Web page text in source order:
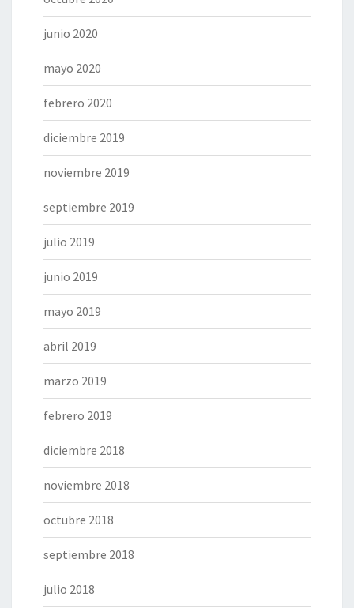
junio 2020
mayo 2020
febrero 2020
diciembre 2019
noviembre 2019
septiembre 2019
julio 2019
junio 2019
mayo 2019
abril 2019
marzo 2019
febrero 2019
diciembre 2018
noviembre 2018
octubre 2018
septiembre 2018
julio 2018